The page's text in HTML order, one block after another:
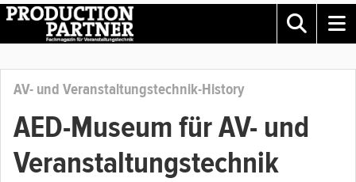
AV- und Veranstaltungstechnik-History
AED-Museum für AV- und
Veranstaltungstechnik